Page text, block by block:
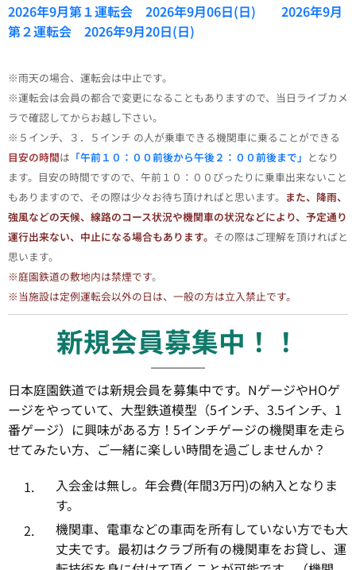
2026年9月第１運転会 2026年9月06日(日) 2026年9月
第２運転会 2026年9月20日(日)
※雨天の場合、運転会は中止です。
※運転会は会員の都合で変更になることもありますので、当日ライブカメ
ラで確認してからお越し下さい。
※５インチ、３．５インチ の人が乗車できる機関車に乗ることができる
目安の時間は 「午前１０：００前後から午後２：００前後まで」 となり
ます。目安の時間ですので、午前１０：００ぴったりに乗車出来ないこと
もありますので、その際は少々お待ち頂ければと思います。 また、降雨、
強風などの天候、線路のコース状況や機関車の状況などにより、予定通り
運行出来ない、中止になる場合もあります。 その際はご理解を頂ければと
思います。
※庭園鉄道の敷地内は禁煙です。
※当施設は定例運転会以外の日は、一般の方は立入禁止です。
新規会員募集中！！
日本庭園鉄道では新規会員を募集中です。NゲージやHOゲ
ージをやっていて、大型鉄道模型（5インチ、3.5インチ、1
番ゲージ）に興味がある方！5インチゲージの機関車を走ら
せてみたい方、ご一緒に楽しい時間を過ごしませんか？
入会金は無し。年会費(年間3万円)の納入となりま
す。
機関車、電車などの車両を所有していない方でも大
丈夫です。最初はクラブ所有の機関車をお貸し、運